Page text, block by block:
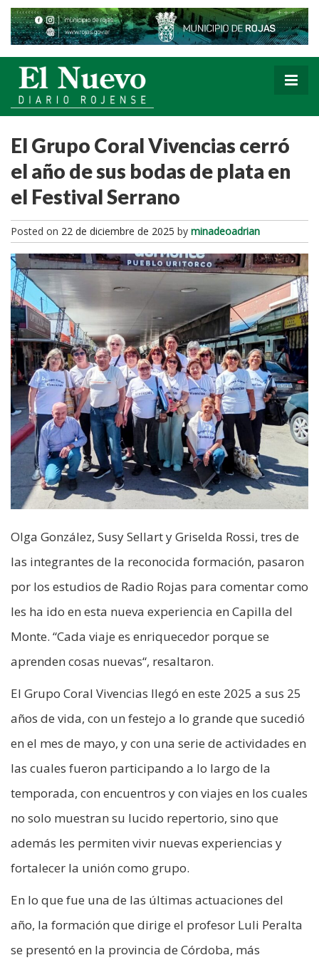
El Grupo Coral Vivencias cerró
el año de sus bodas de plata en
el Festival Serrano
Posted on 22 de diciembre de 2025 by minadeoadrian
Olga González, Susy Sellart y Griselda Rossi, tres de
las integrantes de la reconocida formación, pasaron
por los estudios de Radio Rojas para comentar como
les ha ido en esta nueva experiencia en Capilla del
Monte. “Cada viaje es enriquecedor porque se
aprenden cosas nuevas“, resaltaron.
El Grupo Coral Vivencias llegó en este 2025 a sus 25
años de vida, con un festejo a lo grande que sucedió
en el mes de mayo, y con una serie de actividades en
las cuales fueron participando a lo largo de la
temporada, con encuentros y con viajes en los cuales
no solo muestran su lucido repertorio, sino que
además les permiten vivir nuevas experiencias y
fortalecer la unión como grupo.
En lo que fue una de las últimas actuaciones del
año, la formación que dirige el profesor Luli Peralta
se presentó en la provincia de Córdoba, más